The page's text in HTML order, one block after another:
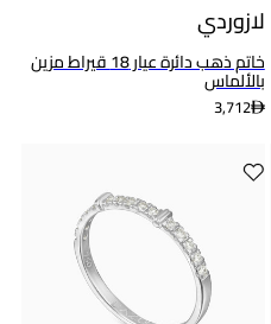
لازوردي
خاتم ذهب دائرة عيار 18 قيراط مزين
بالألماس
3,712